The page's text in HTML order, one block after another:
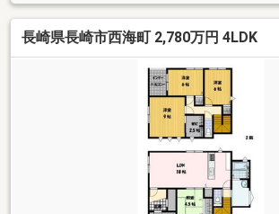
長崎県長崎市西海町 2,780万円 4LDK